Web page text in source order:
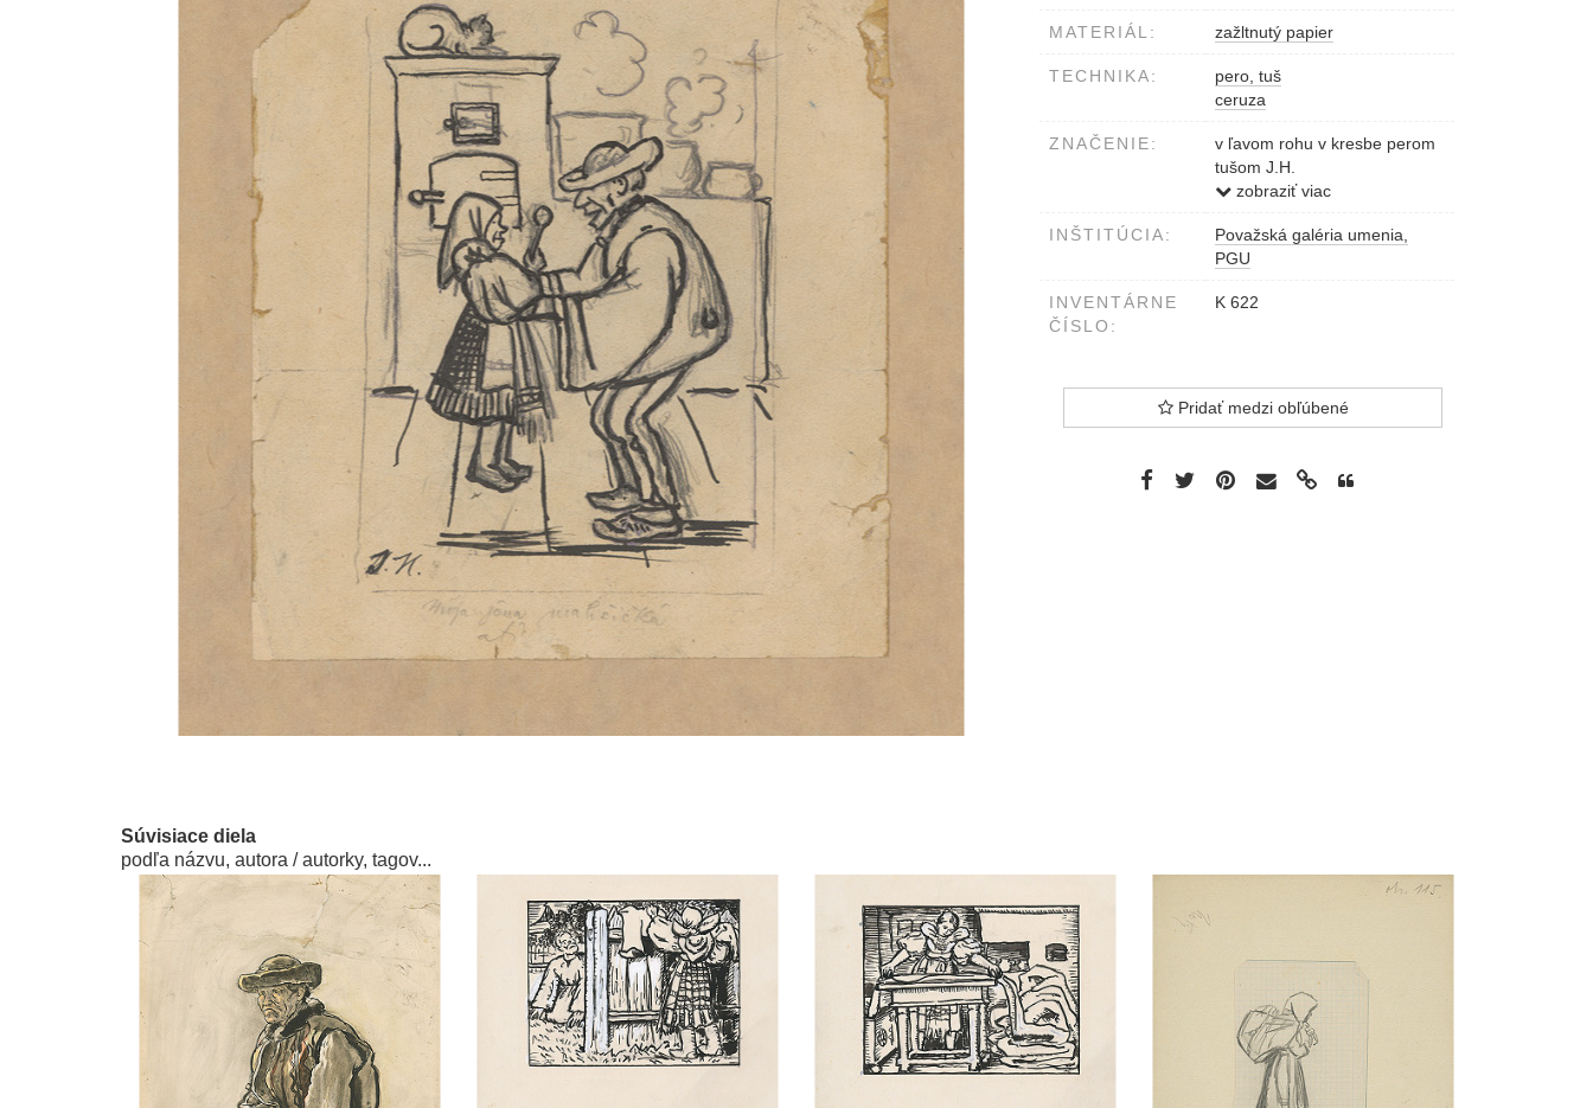
MATERIÁL: zažltnutý papier
TECHNIKA:
pero, tuš
ceruza
ZNAČENIE:
v ľavom rohu v kresbe perom
tušom J.H.
pod kresbou ceruzou Moja
zobraziť viac
INŠTITÚCIA:
Považská galéria umenia,
PGU
INVENTÁRNE
ČÍSLO:
K 622
Pridať medzi obľúbené
Súvisiace diela
podľa názvu, autora / autorky, tagov...